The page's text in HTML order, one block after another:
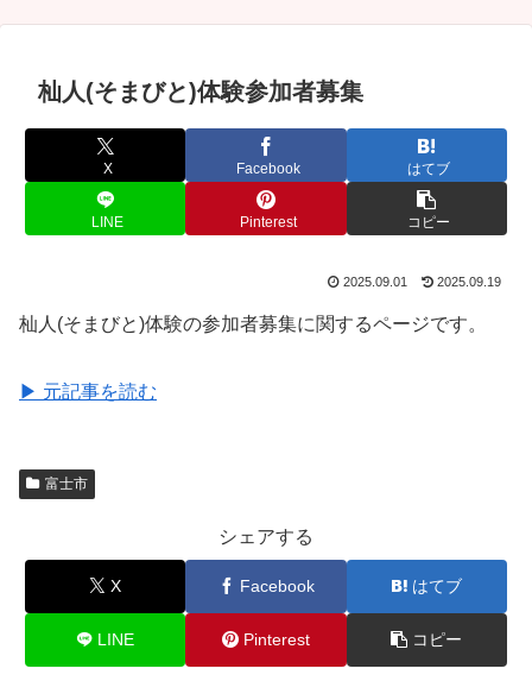
杣人(そまびと)体験参加者募集
X Facebook はてブ
LINE Pinterest コピー
2025.09.01 2025.09.19
杣人(そまびと)体験の参加者募集に関するページです。
▶ 元記事を読む
富士市
シェアする
X Facebook はてブ
LINE Pinterest コピー